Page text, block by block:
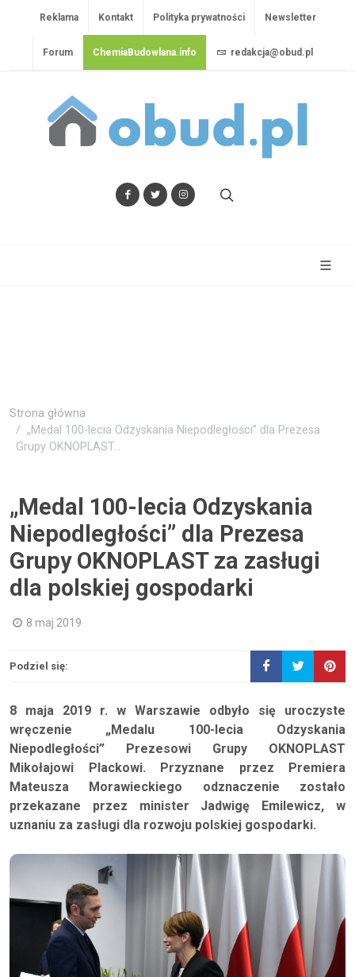
Reklama Kontakt Polityka prywatności Newsletter
Forum ChemiaBudowlana.info redakcja@obud.pl
Strona główna
„Medal 100-lecia Odzyskania Niepodległości” dla Prezesa
Grupy OKNOPLAST...
„Medal 100-lecia Odzyskania
Niepodległości” dla Prezesa
Grupy OKNOPLAST za zasługi
dla polskiej gospodarki
8 maj 2019
Podziel się:
8 maja 2019 r. w Warszawie odbyło się uroczyste
wręczenie „Medalu 100-lecia Odzyskania
Niepodległości” Prezesowi Grupy OKNOPLAST
Mikołajowi Plackowi. Przyznane przez Premiera
Mateusza Morawieckiego odznaczenie zostało
przekazane przez minister Jadwigę Emilewicz, w
uznaniu za zasługi dla rozwoju polskiej gospodarki.